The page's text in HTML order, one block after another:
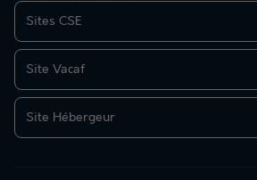
Sites CSE
Site Vacaf
Site Hébergeur